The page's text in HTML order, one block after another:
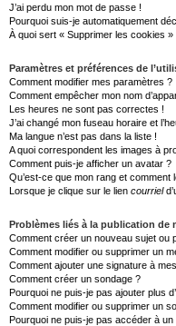
J’ai perdu mon mot de passe !
Pourquoi suis-je automatiquement
À quoi sert « Supprimer les cookies »
Paramètres et préférences de
Comment modifier mes paramètres ?
Comment empêcher mon nom
Les heures ne sont pas correctes !
J’ai changé mon fuseau horaire et
Ma langue n’est pas dans la liste !
A quoi correspondent les images à
Comment puis-je afficher un avatar ?
Qu’est-ce que mon rang et comment
Lorsque je clique sur le lien courriel
Problèmes liés à la publication de
Comment créer un nouveau sujet ou
Comment modifier ou supprimer un
Comment ajouter une signature à
Comment créer un sondage ?
Pourquoi ne puis-je pas ajouter plus
Comment modifier ou supprimer un
Pourquoi ne puis-je pas accéder à un